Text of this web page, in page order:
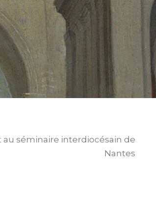
séminaire interdiocésain de
Nantes